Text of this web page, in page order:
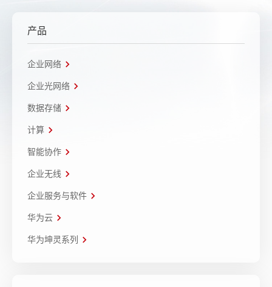
产品
企业网络
企业光网络
数据存储
计算
智能协作
企业无线
企业服务与软件
华为云
华为坤灵系列